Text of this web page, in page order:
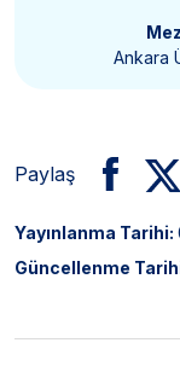
Ankara
Paylaş
Yayınlanma Tarihi:
Güncellenme